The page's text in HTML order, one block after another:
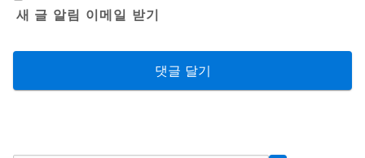
새 글 알림 이메일 받기